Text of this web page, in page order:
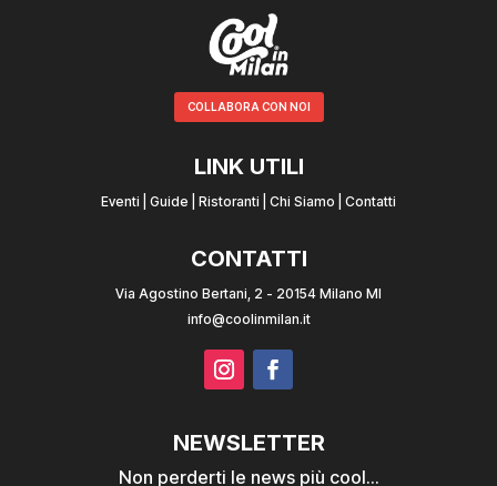
COLLABORA CON NOI
LINK UTILI
Eventi Guide Ristoranti Chi Siamo Contatti
CONTATTI
Via Agostino Bertani, 2 - 20154 Milano MI
info@coolinmilan.it
NEWSLETTER
Non perderti le news più cool...